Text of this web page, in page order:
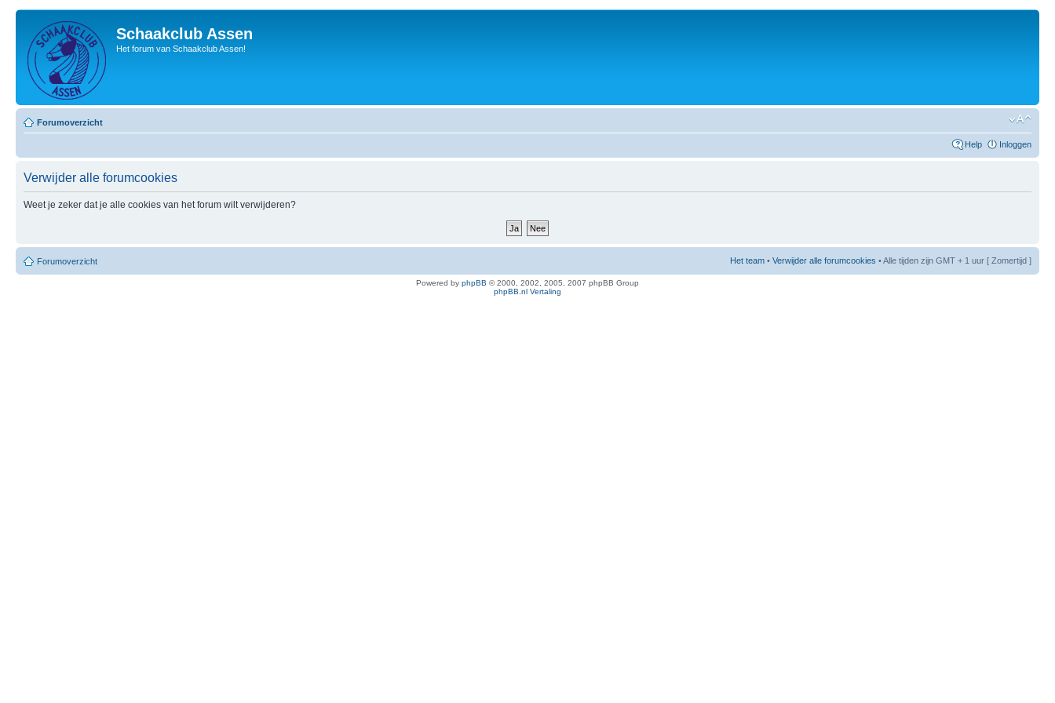
Schaakclub Assen
Het forum van Schaakclub Assen!
Forumoverzicht
Help Inloggen
Verwijder alle forumcookies
Weet je zeker dat je alle cookies van het forum wilt verwijderen?
Forumoverzicht Het team • Verwijder alle forumcookies • Alle tijden zijn GMT + 1 uur [ Zomertijd ]
Powered by phpBB © 2000, 2002, 2005, 2007 phpBB Group
phpBB.nl Vertaling